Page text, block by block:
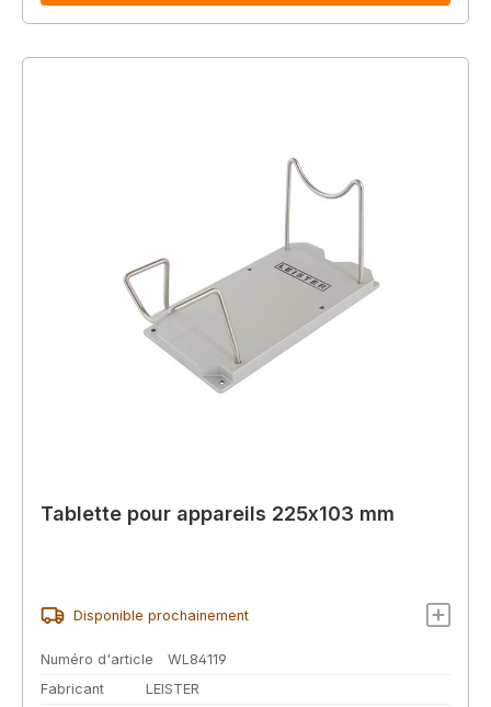
Tablette pour appareils 225x103 mm
Disponible prochainement
Numéro d'article
WL84119
Fabricant
LEISTER